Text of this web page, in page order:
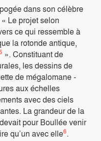
dans son célèbre
Le projet selon
ce qui ressemble à
la rotonde antique,
». Constituant de
les dessins de
de mégalomane -
aux échelles
avec des ciels
La grandeur de la
pour Boullée venir
qu’un avec elle6.